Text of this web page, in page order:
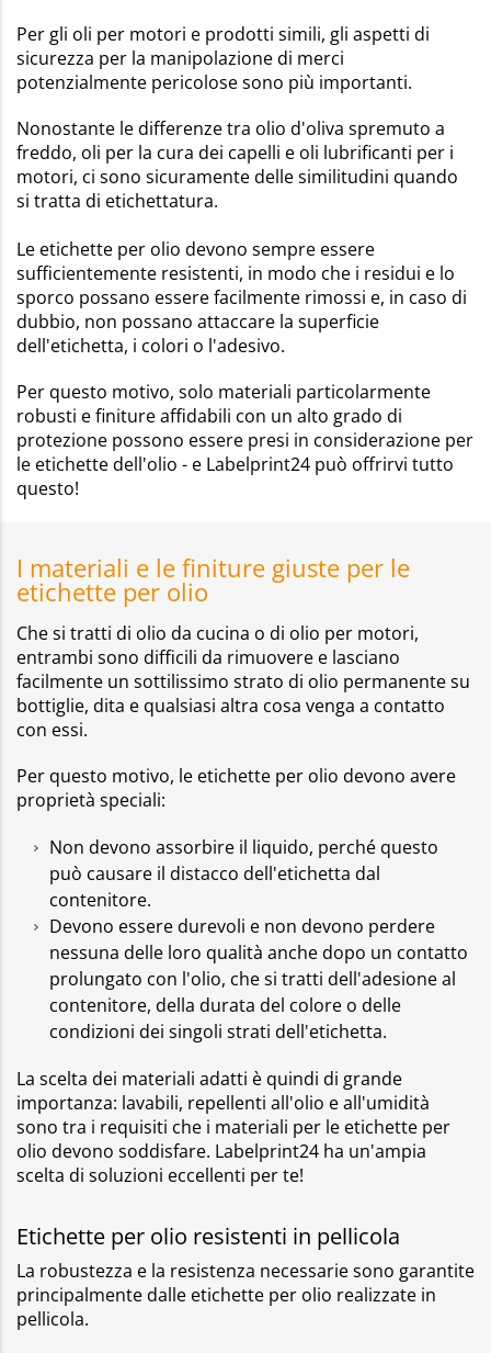
Per gli oli per motori e prodotti simili, gli aspetti di
sicurezza per la manipolazione di merci
potenzialmente pericolose sono più importanti.
Nonostante le differenze tra olio d'oliva spremuto a
freddo, oli per la cura dei capelli e oli lubrificanti per i
motori, ci sono sicuramente delle similitudini quando
si tratta di etichettatura.
Le etichette per olio devono sempre essere
sufficientemente resistenti, in modo che i residui e lo
sporco possano essere facilmente rimossi e, in caso di
dubbio, non possano attaccare la superficie
dell'etichetta, i colori o l'adesivo.
Per questo motivo, solo materiali particolarmente
robusti e finiture affidabili con un alto grado di
protezione possono essere presi in considerazione per
le etichette dell'olio - e Labelprint24 può offrirvi tutto
questo!
I materiali e le finiture giuste per le
etichette per olio
Che si tratti di olio da cucina o di olio per motori,
entrambi sono difficili da rimuovere e lasciano
facilmente un sottilissimo strato di olio permanente su
bottiglie, dita e qualsiasi altra cosa venga a contatto
con essi.
Per questo motivo, le etichette per olio devono avere
proprietà speciali:
Non devono assorbire il liquido, perché questo
può causare il distacco dell'etichetta dal
contenitore.
Devono essere durevoli e non devono perdere
nessuna delle loro qualità anche dopo un contatto
prolungato con l'olio, che si tratti dell'adesione al
contenitore, della durata del colore o delle
condizioni dei singoli strati dell'etichetta.
La scelta dei materiali adatti è quindi di grande
importanza: lavabili, repellenti all'olio e all'umidità
sono tra i requisiti che i materiali per le etichette per
olio devono soddisfare. Labelprint24 ha un'ampia
scelta di soluzioni eccellenti per te!
Etichette per olio resistenti in pellicola
La robustezza e la resistenza necessarie sono garantite
principalmente dalle etichette per olio realizzate in
pellicola.